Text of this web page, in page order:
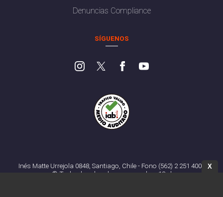
Denuncias Compliance
SÍGUENOS
Inés Matte Urrejola 0848, Santiago, Chile - Fono (562) 2 251 4000
© Todos los derechos reservados. 13.cl
X